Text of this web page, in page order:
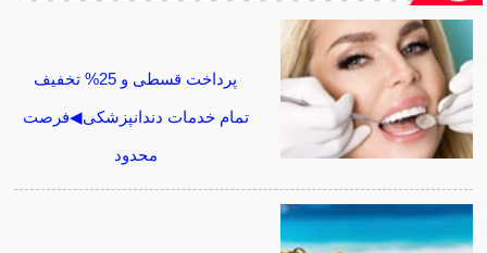
پرداخت قسطی و 25% تخفیف
تمام خدمات دندانپزشکی◀فرصت
محدود